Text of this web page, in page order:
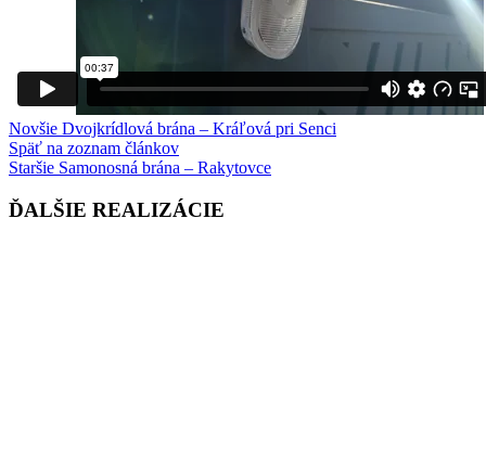
Novšie Dvojkrídlová brána – Kráľová pri Senci
Späť na zoznam článkov
Staršie Samonosná brána – Rakytovce
ĎALŠIE REALIZÁCIE